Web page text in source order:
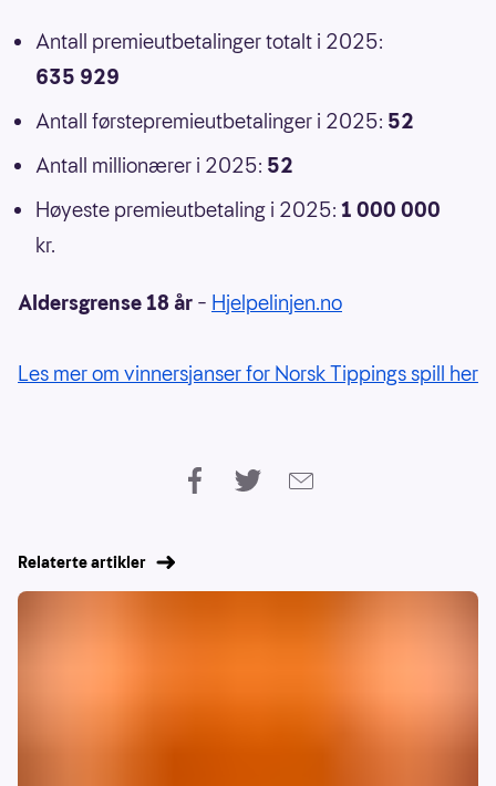
Antall premieutbetalinger totalt i 2025:
635 929
Antall førstepremieutbetalinger i 2025: 52
Antall millionærer i 2025: 52
Høyeste premieutbetaling i 2025: 1 000 000
kr.
Aldersgrense 18 år – Hjelpelinjen.no
Les mer om vinnersjanser for Norsk Tippings spill her
Relaterte artikler